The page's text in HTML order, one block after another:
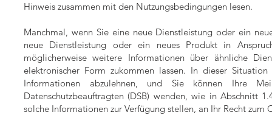
Hinweis zusammen mit den Nutzungsbedingungen lesen.
Manchmal, wenn Sie eine neue Dienstleistung oder ein
neue Dienstleistung oder ein neues Produkt in
möglicherweise weitere Informationen über ähnliche
elektronischer Form zukommen lassen. In dieser
Informationen abzulehnen, und Sie können Ihre
Datenschutzbeauftragten (DSB) wenden, wie in Abschnitt
solche Informationen zur Verfügung stellen, an Ihr Recht zum